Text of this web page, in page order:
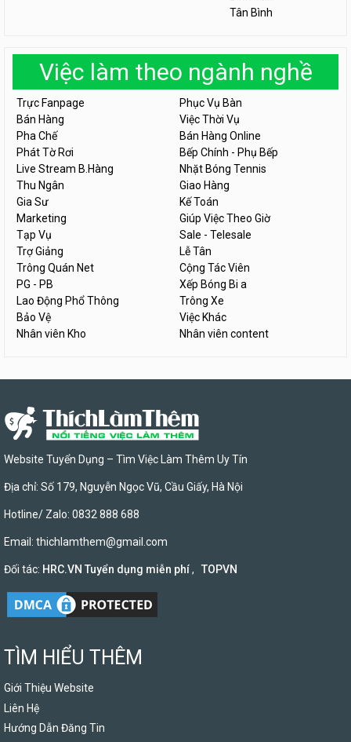
Tân Bình
Việc làm theo ngành nghề
Trực Fanpage
Phục Vụ Bàn
Bán Hàng
Việc Thời Vụ
Pha Chế
Bán Hàng Online
Phát Tờ Rơi
Bếp Chính - Phụ Bếp
Live Stream B.Hàng
Nhặt Bóng Tennis
Thu Ngân
Giao Hàng
Gia Sư
Kế Toán
Marketing
Giúp Việc Theo Giờ
Tạp Vụ
Sale - Telesale
Trợ Giảng
Lễ Tân
Trông Quán Net
Cộng Tác Viên
PG - PB
Xếp Bóng Bi a
Lao Động Phổ Thông
Trông Xe
Bảo Vệ
Việc Khác
Nhân viên Kho
Nhân viên content
Website Tuyển Dụng – Tìm Việc Làm Thêm Uy Tín
Địa chỉ: Số 179, Nguyễn Ngọc Vũ, Cầu Giấy, Hà Nội
Hotline/ Zalo: 0832 888 688
Email: thichlamthem@gmail.com
Đối tác: HRC.VN Tuyển dụng miễn phí, TOPVN
TÌM HIỂU THÊM
Giới Thiệu Website
Liên Hệ
Hướng Dẫn Đăng Tin